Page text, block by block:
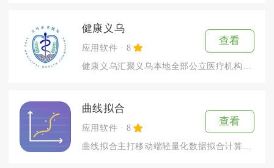
健康义乌
应用软件 8
查看
曲线拟合
应用软件 8
查看